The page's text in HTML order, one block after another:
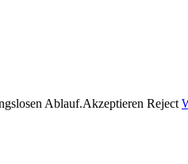
Ablauf.Akzeptieren Reject